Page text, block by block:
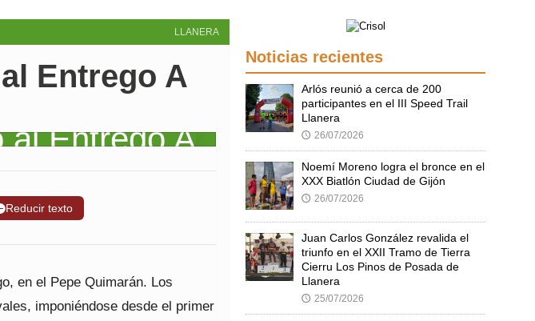
LLANERA
Entrego A
Reducir texto
en el Pepe Quimarán. Los
imponiéndose desde el primer
Noticias recientes
Arlós reunió a cerca de 200
participantes en el III Speed Trail
Llanera
🕔 26/07/2026
Noemí Moreno logra el bronce en el
XXX Biatlón Ciudad de Gijón
🕔 26/07/2026
Juan Carlos González revalida el
triunfo en el XXII Tramo de Tierra
Cierru Los Pinos de Posada de
Llanera
🕔 25/07/2026